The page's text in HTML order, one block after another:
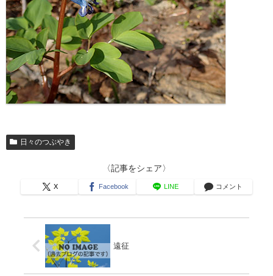
日々のつぶやき
〈記事をシェア〉
X Facebook LINE コメント
遠征